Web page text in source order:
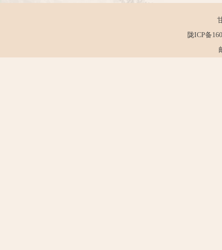
陇ICP备